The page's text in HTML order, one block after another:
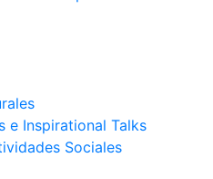
e Inspirational Talks
Sociales